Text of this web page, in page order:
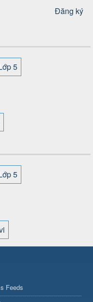
Đăng ký
5
5
taixiuonl.com/
Feeds